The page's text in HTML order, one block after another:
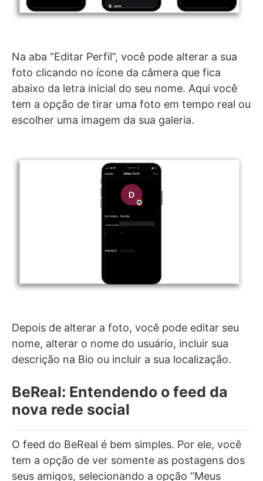
Na aba “Editar Perfil”, você pode alterar a sua
foto clicando no ícone da câmera que fica
abaixo da letra inicial do seu nome. Aqui você
tem a opção de tirar uma foto em tempo real ou
escolher uma imagem da sua galeria.
Depois de alterar a foto, você pode editar seu
nome, alterar o nome do usuário, incluir sua
descrição na Bio ou incluir a sua localização.
BeReal: Entendendo o feed da
nova rede social
O feed do BeReal é bem simples. Por ele, você
tem a opção de ver somente as postagens dos
seus amigos, selecionando a opção “Meus